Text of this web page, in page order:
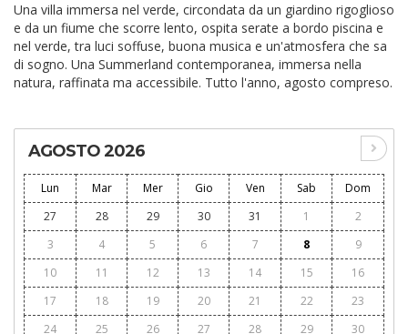
Una villa immersa nel verde, circondata da un giardino rigoglioso
e da un fiume che scorre lento, ospita serate a bordo piscina e
nel verde, tra luci soffuse, buona musica e un'atmosfera che sa
di sogno. Una Summerland contemporanea, immersa nella
natura, raffinata ma accessibile. Tutto l'anno, agosto compreso.
AGOSTO 2026
Lun Mar Mer Gio Ven Sab
Dom
27
28 29 30 31 1
2
3
4 5 6 7 8
9
10
11 12 13 14 15
16
17
18 19 20 21 22
23
24
25 26 27 28 29
30